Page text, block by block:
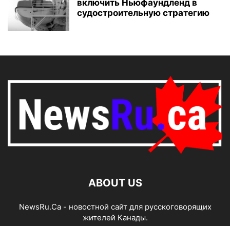
включить Ньюфаундленд в
судостроительную стратегию
ABOUT US
NewsRu.Ca - новостной сайт для русскоговорящих
жителей Канады.